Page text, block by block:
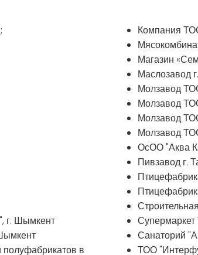
г. Шымкент
полуфабрикатов в
Компания
Магазин
Маслозавод
Молзавод
Молзавод
Молзавод
Молзавод
ОсОО "Аква
Пивзавод г.
Санаторий
ТОО